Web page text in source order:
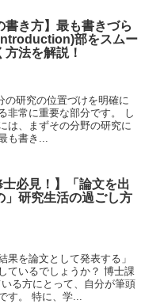
書き方】最も書きづら
部をスムー
方法を解説！
の研究の位置づけを明確に
非常に重要な部分です。 し
は、まずその分野の研究に
も書き...
士必見！】「論文を出
」研究生活の過ごし方
果を論文として発表する」
ているでしょうか？ 博士課
る方にとって、自分が筆頭
す。 特に、学...